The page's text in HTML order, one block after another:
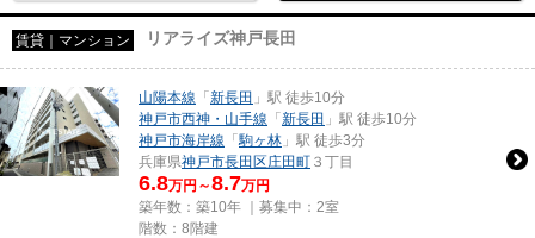
賃貸｜マンション リアライズ神戸長田
山陽本線 「 新長田 」駅 徒歩10分
神戸市西神・山手線 「 新長田 」駅 徒歩10分
神戸市海岸線 「駒ヶ林 」駅 徒歩3分
兵庫県神戸市長田区庄田町 ３丁目
6.8万円～8.7万円
築年数：築10年 ｜募集中： 2室
階数：8階建